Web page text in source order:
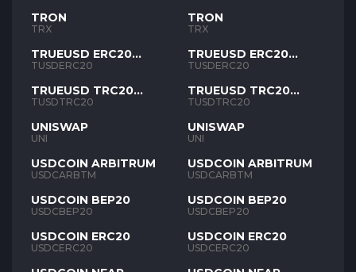
TRON
TRX
TRUEUSD ERC20
TUSD
TUSDERC20
TRUEUSD TRC20
TUSD
TUSDTRC20
UNISWAP
UNI
USDCOIN ARBITRUM
USDCARBTM
USDCOIN BEP20
USDCBEP20
USDCOIN ERC20
USDCERC20
TRON
TRX
TRUEUSD ERC20
TUSD
TUSDERC20
TRUEUSD TRC20
TUSD
TUSDTRC20
UNISWAP
UNI
USDCOIN ARBITRUM
USDCARBTM
USDCOIN BEP20
USDCBEP20
USDCOIN ERC20
USDCERC20